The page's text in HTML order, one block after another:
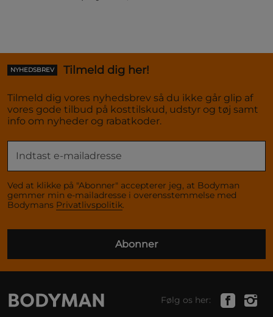
NYHEDSBREV Tilmeld dig her!
Tilmeld dig vores nyhedsbrev så du ikke går glip af
vores gode tilbud på kosttilskud, udstyr og tøj samt
info om nyheder og rabatkoder.
Ved at klikke på "Abonner" accepterer jeg, at Bodyman
gemmer min e-mailadresse i overensstemmelse med
Bodymans Privatlivspolitik.
Abonner
Følg os her: